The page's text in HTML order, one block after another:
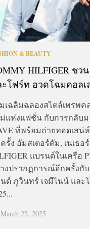
& BEAUTY
HILFIGER ช
โฟร์ท อวดโฉมคอลเ
เฉลิมฉลองสไตล์เพรพค
แห่งแฟชั่น กับการกลับม
ที่พร้อมถ่ายทอดเสน่
รั้ง อัมสเตอร์ดัม, เนเธอ
แบรนด์ในเครือ
งปรากฏการณ์อีกครั้งกับ
ด์ ภูวินทร์ เจมีไนน์ และ
March 22, 2025